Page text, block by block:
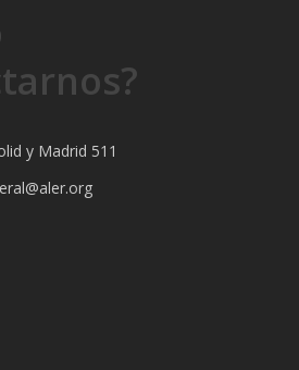
y Madrid 511